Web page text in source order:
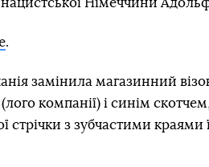
Німеччини
.
замінила магазинний
компанії) і синім
стрічки з зубчастими краями